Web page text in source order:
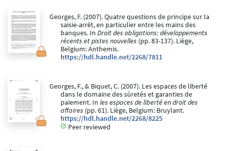
Georges, F. (2007). Quatre questions de principe sur la
saisie-arrêt, en particulier entre les mains des
banques. In Droit des obligations: développements
récents et pistes nouvelles (pp. 83-137). Liège,
Belgium: Anthemis.
https://hdl.handle.net/2268/7811
Georges, F., & Biquet, C. (2007). Les espaces de liberté
dans le domaine des sûretés et garanties de
paiement. In les espaces de liberté en droit des
affaires (pp. 61). Liège, Belgium: Bruylant.
https://hdl.handle.net/2268/8225
Peer reviewed